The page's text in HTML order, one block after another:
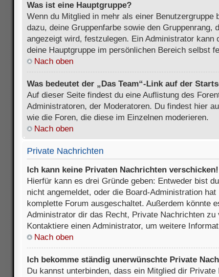
Was ist eine Hauptgruppe?
Wenn du Mitglied in mehr als einer Benutzergruppe
dazu, deine Gruppenfarbe sowie den Gruppenrang,
angezeigt wird, festzulegen. Ein Administrator kann
deine Hauptgruppe im persönlichen Bereich selbst
Nach oben
Was bedeutet der „Das Team“-Link auf der
Auf dieser Seite findest du eine Auflistung des
Administratoren, der Moderatoren. Du findest hier
wie die Foren, die diese im Einzelnen moderieren.
Nach oben
Private Nachrichten
Ich kann keine Privaten Nachrichten verschicken!
Hierfür kann es drei Gründe geben: Entweder bist
nicht angemeldet, oder die Board-Administration
komplette Forum ausgeschaltet. Außerdem könnte
Administrator dir das Recht, Private Nachrichten
Kontaktiere einen Administrator, um weitere
Nach oben
Ich bekomme ständig unerwünschte Private
Du kannst unterbinden, dass ein Mitglied dir